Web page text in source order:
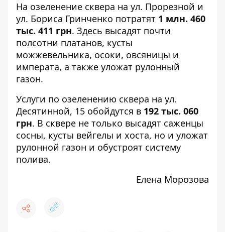
На озеленение сквера на ул. Прорезной и
ул. Бориса Гринченко потратят 1 млн. 460
тыс. 411 грн. Здесь высадят почти
полсотни платанов, кусты
можжевельника, осоки, овсяницы и
императа, а также уложат рулонный
газон.
Услуги по озеленению сквера на ул.
Десятинной, 15 обойдутся в 192 тыс. 060
грн. В сквере не только высадят саженцы
сосны, кусты вейгелы и хоста, но и уложат
рулонной газон и обустроят систему
полива.
Елена Морозова